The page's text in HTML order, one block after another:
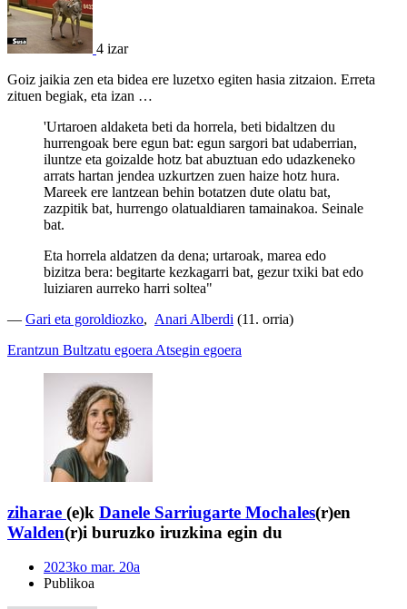
4 izar
Goiz jaikia zen eta bidea ere luzetxo egiten hasia zitzaion. Erreta
zituen begiak, eta izan …
'Urtaroen aldaketa beti da horrela, beti bidaltzen du
hurrengoak bere egun bat: egun sargori bat udaberrian,
iluntze eta goizalde hotz bat abuztuan edo udazkeneko
arrats hartan jendea uzkurtzen zuen haize hotz hura.
Mareek ere lantzean behin botatzen dute olatu bat,
zazpitik bat, hurrengo olatualdiaren tamainakoa. Seinale
bat.
Eta horrela aldatzen da dena; urtaroak, marea edo
bizitza bera: begitarte kezkagarri bat, gezur txiki bat edo
luiziaren aurreko harri soltea"
— Gari eta goroldiozko, Anari Alberdi (11. orria)
Erantzun Bultzatu egoera Atsegin egoera
ziharae (e)k Danele Sarriugarte Mochales(r)en
Walden(r)i buruzko iruzkina egin du
2023ko mar. 20a
Publikoa